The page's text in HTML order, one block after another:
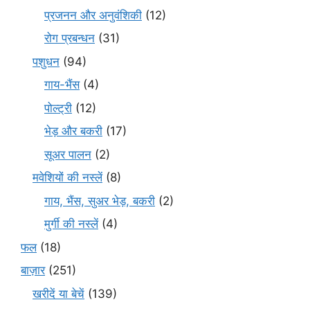
प्रजनन और अनुवंशिकी (12)
रोग प्रबन्धन (31)
पशुधन (94)
गाय-भैंस(4)
पोल्ट्री (12)
भेड़ और बकरी (17)
सूअर पालन (2)
मवेशियों की नस्लें(8)
गाय, भैंस, सुअर भेड़, बकरी (2)
मुर्गी की नस्लें(4)
फल(18)
बाज़ार(251)
खरीदें या बेचें (139)